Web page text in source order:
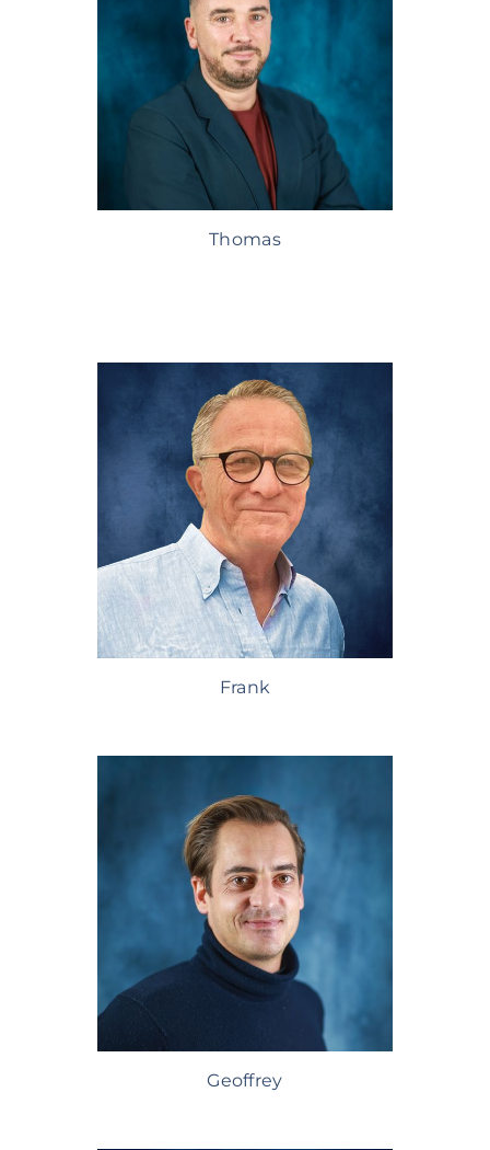
Thomas
Frank
Geoffrey